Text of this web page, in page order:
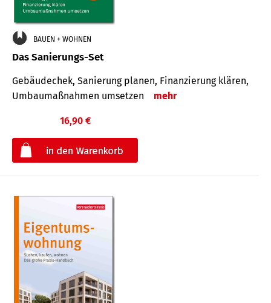
BAUEN + WOHNEN
Das Sanierungs-Set
Gebäudechek, Sanierung planen, Finanzierung klären,
Umbaumaßnahmen umsetzen
mehr
16,90 €